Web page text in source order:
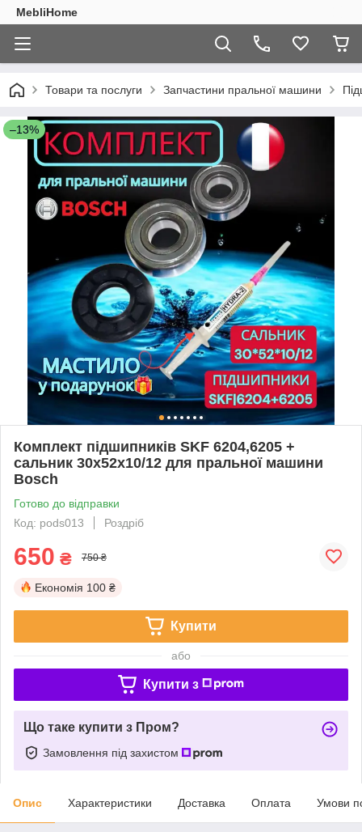
MebliHome
Товари та послуги Запчастини пральної машини
–13%
Комплект підшипників SKF 6204,6205 +
сальник 30x52x10/12 для пральної машини
Bosch
Готово до відправки
Код: pods013
Роздріб
650 ₴ 750 ₴
Економія 100 ₴
Купити
або
Купити з
Що таке купити з Пром?
Замовлення під захистом
Опис Характеристики Доставка Оплата Умови